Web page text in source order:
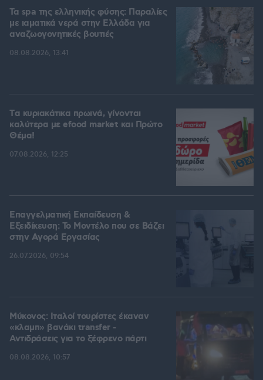
Τα spa της ελληνικής φύσης: Παραλίες
με ιαματικά νερά στην Ελλάδα για
αναζωογονητικές βουτιές
08.08.2026, 13:41
Tα κυριακάτικα πρωινά, γίνονται
καλύτερα με efood market και Πρώτο
Θέμα!
07.08.2026, 12:25
Επαγγελματική Εκπαίδευση &
Εξειδίκευση: Το Mοντέλο που σε Bάζει
στην Aγορά Eργασίας
26.07.2026, 09:54
Μύκονος: Ιταλοί τουρίστες έκαναν
«κλαμπ» βανάκι transfer -
Αντιδράσεις για το ξέφρενο πάρτι
08.08.2026, 10:57